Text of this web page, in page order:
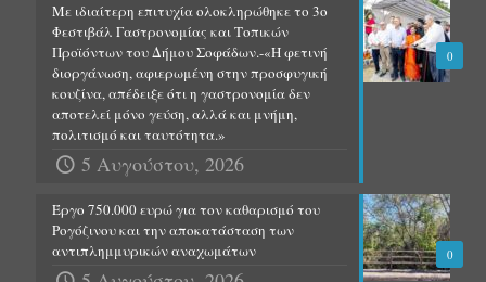
0
Με ιδιαίτερη επιτυχία ολοκληρώθηκε το 3ο
Φεστιβάλ Γαστρονομίας και Τοπικών
Προϊόντων του Δήμου Σοφάδων.-«Η φετινή
διοργάνωση, αφιερωμένη στην προσφυγική
κουζίνα, απέδειξε ότι η γαστρονομία δεν
αποτελεί μόνο γεύση, αλλά και μνήμη,
πολιτισμό και ταυτότητα.»
5 Αυγούστου, 2026
0
Έργο 750.000 ευρώ για τον καθαρισμό του
Ρογόζινου και την αποκατάσταση των
αντιπλημμυρικών αναχωμάτων